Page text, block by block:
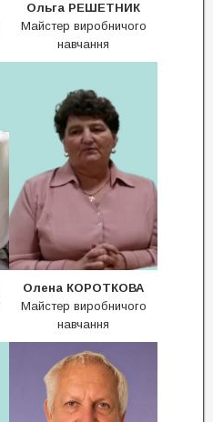
Ольга РЕШЕТНИК
Майстер виробничого
навчання
Олена КОРОТКОВА
Майстер виробничого
навчання